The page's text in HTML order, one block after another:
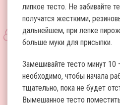
липкое тесто. Не забивайте
получатся жесткими,
дальнейшем, при лепке
больше муки для присыпки.
Замешивайте тесто минут
необходимо, чтобы начала
тщательно, пока не будет
Вымешанное тесто